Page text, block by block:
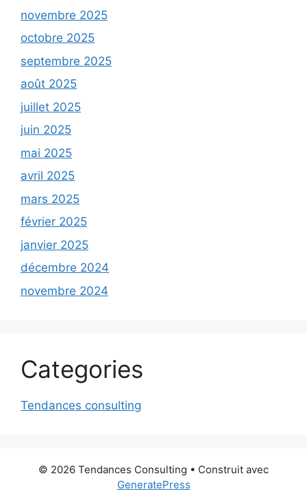
novembre 2025
octobre 2025
septembre 2025
août 2025
juillet 2025
juin 2025
mai 2025
avril 2025
mars 2025
février 2025
janvier 2025
décembre 2024
novembre 2024
Categories
Tendances consulting
© 2026 Tendances Consulting • Construit avec
GeneratePress